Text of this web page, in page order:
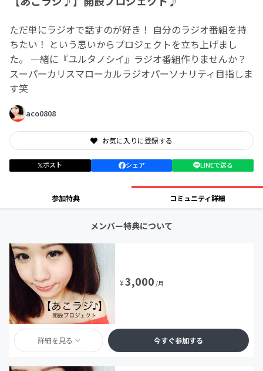
ただ単にラジオで話すのが好き！ 自分のラジオ番組を持
ちたい！ という思いからプロジェクトを立ち上げまし
た。 一緒に『ユルタノシイ』ラジオ番組作りませんか？
スーパーカリスマローカルラジオパーソナリティ目指しま
す笑
aco0808
お気に入りに登録する
ポスト シェア LINEで送る
参加特典 コミュニティ詳細
メンバー特典について
¥3,000 /月
詳細を見る 今すぐ参加する